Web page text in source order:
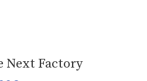
Next Factory